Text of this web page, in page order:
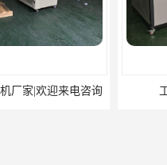
工业冷热一体机厂家